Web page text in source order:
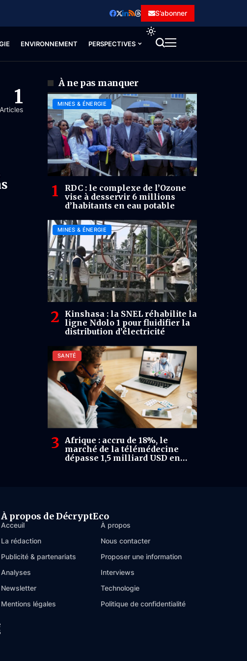
S’abonner
ENVIRONNEMENT PERSPECTIVES
1
Articles
À ne pas manquer
MINES & ÉNERGIE
RDC : le complexe de l’Ozone
vise à desservir 6 millions
d’habitants en eau potable
MINES & ÉNERGIE
Kinshasa : la SNEL réhabilite la
ligne Ndolo 1 pour fluidifier la
distribution d’électricité
SANTÉ
Afrique : accru de 18%, le
marché de la télémédecine
dépasse 1,5 milliard USD en
À propos de DécryptEco
Acceuil
À propos
La rédaction
Nous contacter
Publicité & partenariats
Proposer une information
Analyses
Interviews
Newsletter
Technologie
Mentions légales
Politique de confidentialité